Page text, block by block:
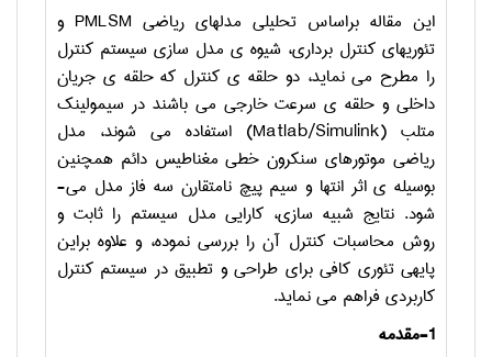
این مقاله براساس تحلیلی مدل­های ریاضی PMLSM و
تئوری­های کنترل برداری، شیوه ­ی مدل سازی سیستم کنترل
را مطرح می ­نماید، دو حلقه ­ی کنترل که حلقه ­ی جریان
داخلی و حلقه­ ی سرعت خارجی می ­باشند در سیمولینک
متلب (Matlab/Simulink) استفاده می­ شوند، مدل
ریاضی موتورهای سنکرون خطی مغناطیس دائم همچنین
بوسیله­ ی اثر انتها و سیم ­پیچ نامتقارن سه­ فاز مدل می­
شود. نتایج شبیه­ سازی، کارایی مدل سیستم را ثابت و
روش محاسبات کنترل آن را بررسی نموده، و علاوه براین
پایه­ی تئوری کافی برای طراحی و تطبیق در سیستم کنترل
کاربردی فراهم می­ نماید.
-1مقدمه